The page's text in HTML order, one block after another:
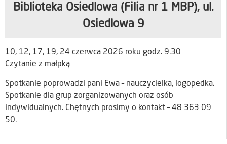
Biblioteka Osiedlowa (Filia nr 1 MBP), ul.
Osiedlowa 9
10, 12, 17, 19, 24 czerwca 2026 roku godz. 9.30
Czytanie z małpką
Spotkanie poprowadzi pani Ewa – nauczycielka, logopedka.
Spotkanie dla grup zorganizowanych oraz osób
indywidualnych. Chętnych prosimy o kontakt – 48 363 09
50.